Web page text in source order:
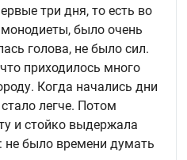
три дня, то есть во
было очень
голова, не было сил.
приходилось много
Когда начались дни
легче. Потом
и стойко выдержала
не было времени думать